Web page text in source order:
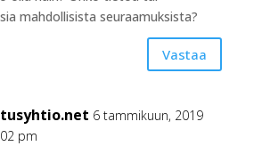
mahdollisista seuraamuksista?
Vastaa
6 tammikuun, 2019
pm